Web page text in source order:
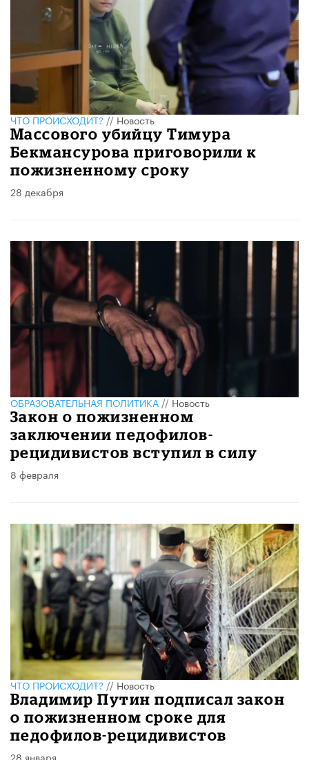
ЧТО ПРОИСХОДИТ?//Новость
Массового убийцу Тимура
Бекмансурова приговорили к
пожизненному сроку
28 декабря
ОБРАЗОВАТЕЛЬНАЯ ПОЛИТИКА//Новость
Закон о пожизненном
заключении педофилов-
рецидивистов вступил в силу
8 февраля
ЧТО ПРОИСХОДИТ?//Новость
Владимир Путин подписал закон
о пожизненном сроке для
педофилов-рецидивистов
28 января